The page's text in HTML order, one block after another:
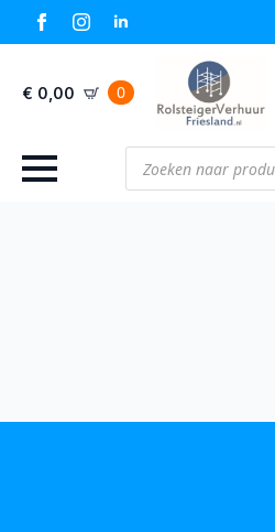
€ 0,00 0
Producten
zoeken